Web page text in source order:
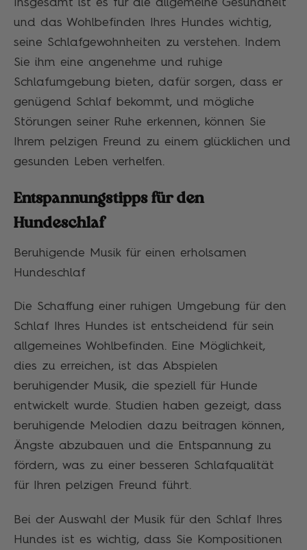
Insgesamt ist es für die allgemeine Gesundheit
und das Wohlbefinden Ihres Hundes wichtig,
seine Schlafgewohnheiten zu verstehen. Indem
Sie ihm eine angenehme und ruhige
Schlafumgebung bieten, dafür sorgen, dass er
genügend Schlaf bekommt, und mögliche
Störungen seiner Ruhe erkennen, können Sie
Ihrem pelzigen Freund zu einem glücklichen und
gesunden Leben verhelfen.
Entspannungstipps für den
Hundeschlaf
Beruhigende Musik für einen erholsamen
Hundeschlaf
Die Schaffung einer ruhigen Umgebung für den
Schlaf Ihres Hundes ist entscheidend für sein
allgemeines Wohlbefinden. Eine Möglichkeit,
dies zu erreichen, ist das Abspielen
beruhigender Musik, die speziell für Hunde
entwickelt wurde. Studien haben gezeigt, dass
beruhigende Melodien dazu beitragen können,
Ängste abzubauen und die Entspannung zu
fördern, was zu einer besseren Schlafqualität
für Ihren pelzigen Freund führt.
Bei der Auswahl der Musik für den Schlaf Ihres
Hundes ist es wichtig, dass Sie Kompositionen